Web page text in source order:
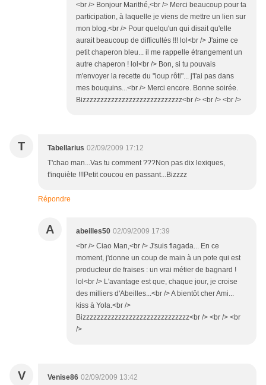
<br /> Bonjour Marithé,<br /> Merci beaucoup pour ta
participation, à laquelle je viens de mettre un lien sur
mon blog.<br /> Pour quelqu'un qui disait qu'elle
aurait beaucoup de difficultés !!! lol<br /> J'aime ce
petit chaperon bleu... il me rappelle étrangement un
autre chaperon ! lol<br /> Bon, si tu pouvais
m'envoyer la recette du "loup rôti"... j'l'ai pas dans
mes bouquins...<br /> Merci encore. Bonne soirée.
Bizzzzzzzzzzzzzzzzzzzzzzzzzzzz<br /> <br /> <br />
T Tabellarius 02/09/2009 17:12
T'chao man...Vas tu comment ???Non pas dix lexiques,
t'inquiète !!!Petit coucou en passant...Bizzzz
Répondre
A abeilles50 02/09/2009 17:39
<br /> Ciao Man,<br /> J'suis flagada... En ce
moment, j'donne un coup de main à un pote qui est
producteur de fraises : un vrai métier de bagnard !
lol<br /> L'avantage est que, chaque jour, je croise
des milliers d'Abeilles...<br /> A bientôt cher Ami...
kiss à Yola.<br />
Bizzzzzzzzzzzzzzzzzzzzzzzzzzzzzz<br /> <br /> <br
/>
V Venise86 02/09/2009 13:42